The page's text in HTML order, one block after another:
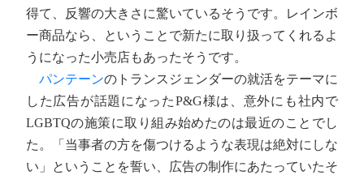
得て、反響の大きさに驚いているそうです。レインボ
ー商品なら、ということで新たに取り扱ってくれるよ
うになった小売店もあったそうです。
パンテーンのトランスジェンダーの就活をテーマに
した広告が話題になったP&G様は、意外にも社内で
LGBTQの施策に取り組み始めたのは最近のことでし
た。「当事者の方を傷つけるような表現は絶対にしな
い」ということを誓い、広告の制作にあたっていたそ